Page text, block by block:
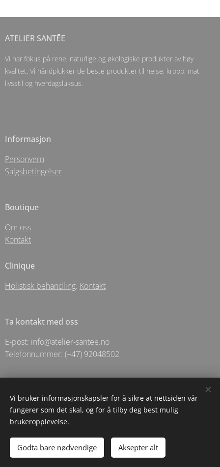
Legg til i handlekurven
ATELIER SANTĒE
Vi har fokus på rene, naturlige og økologiske produkter av høy
kvalitet. Vi håndplukker de beste produkter til helse, kropp, mat,
livsstil og hverdagsluksus.
Informasjon
Personvern
Salgsbetingelser
Boutique
Om oss
Kontakt
Clinique
Holistisk behandling. Kontakt
Ta kontakt med oss
E-post: info@atelier-santee.no
Telefonnummer: (+47) 92048502
© 2025 Holistic Apotechary For Santēe As- Langgata 5 - Sandnes
Informasjonskapsler
Vi bruker informasjonskapsler for å sikre at nettsiden vår
fungerer som det skal, og for å tilby deg best mulig
brukeropplevelse.
Godta bare nødvendige Aksepter alt